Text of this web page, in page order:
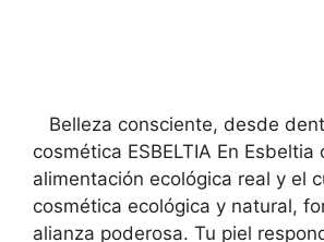
Belleza consciente, desde
cosmética ESBELTIA En Esbeltia
alimentación ecológica real y el
cosmética ecológica y natural,
alianza poderosa. Tu piel